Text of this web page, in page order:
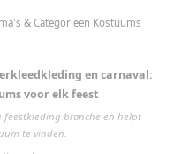
& Categorieën Kostuums
en carnaval:
voor elk feest
feestkleding branche en helpt
te vinden.